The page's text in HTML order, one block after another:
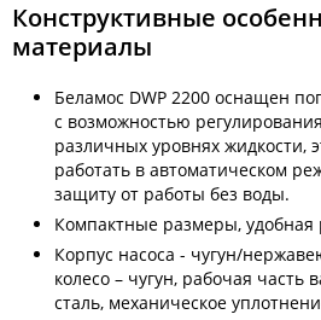
Конструктивные
материалы
Беламос DWP 2200 оснащен
с возможностью
различных уровнях жидкости,
работать в автоматическом
защиту от работы без воды.
Компактные размеры, удобная
Корпус насоса - чугун/
колесо – чугун, рабочая
сталь, механическое